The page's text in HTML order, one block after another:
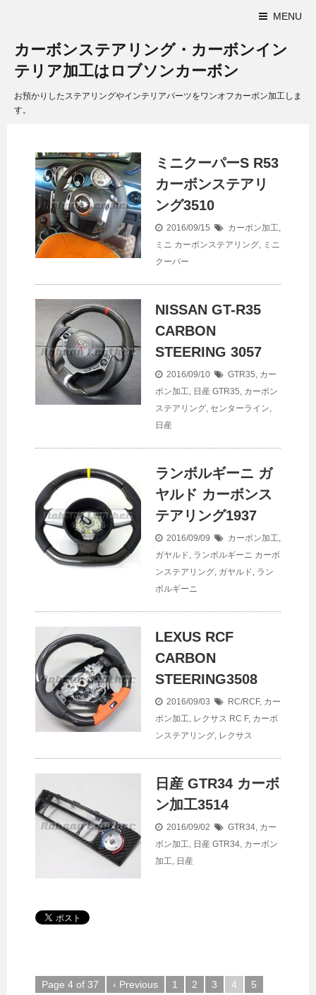
MENU
カーボンステアリング・カーボンイン
テリア加工はロブソンカーボン
お預かりしたステアリングやインテリアパーツをワンオフカーボン加工しま
す。
ミニクーパーS R53
カーボンステアリ
ング3510
2016/09/15 カーボン加工,
ミニ カーボンステアリング, ミニ
クーパー
NISSAN GT-R35
CARBON
STEERING 3057
2016/09/10 GTR35, カー
ボン加工, 日産 GTR35, カーボン
ステアリング, センターライン,
日産
ランボルギーニ ガ
ヤルド カーボンス
テアリング1937
2016/09/09 カーボン加工,
ガヤルド, ランボルギーニ カーボ
ンステアリング, ガヤルド, ラン
ボルギーニ
LEXUS RCF
CARBON
STEERING3508
2016/09/03 RC/RCF, カー
ボン加工, レクサス RC F, カーボ
ンステアリング, レクサス
日産 GTR34 カーボ
ン加工3514
2016/09/02 GTR34, カー
ボン加工, 日産 GTR34, カーボン
加工, 日産
Page 4 of 37 ‹ Previous 1 2 3 4
5